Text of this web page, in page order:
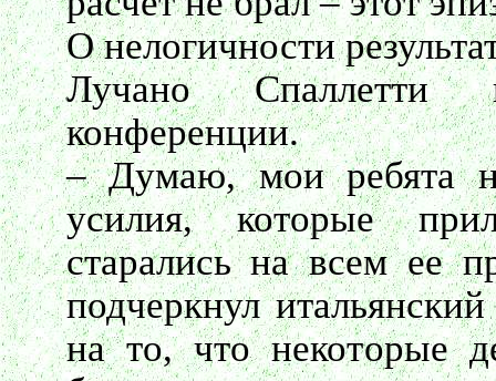
О нелогичности
Лучано Спаллетти
конференции.
– Думаю, мои ребята
усилия, которые
старались на всем ее
подчеркнул
на то, что некоторые